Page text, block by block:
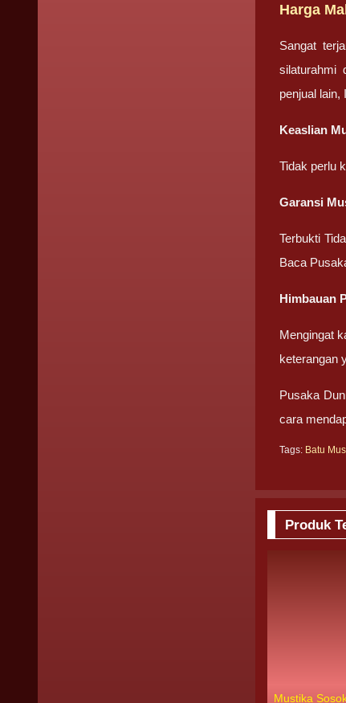
Harga
Sangat
silaturahmi
penjual lain,
Keaslian
Tidak perlu
Garansi
Terbukti
Baca
Himbauan
Mengingat
keterangan
Pusaka
cara
Tags: Batu
Produk
Mustika